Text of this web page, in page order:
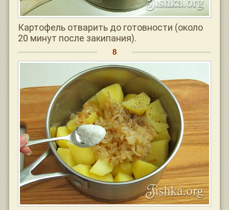
Картофель отварить до готовности (около
20 минут после закипания).